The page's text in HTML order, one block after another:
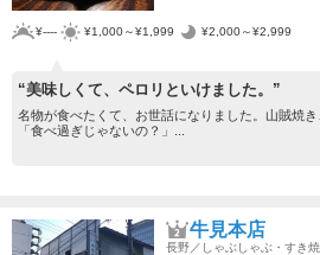
¥---- ¥1,000～¥1,999 ¥2,000～¥2,999
“美味しくて、ペロリといけました。”
名物が食べたくて、お世話になりました。山賊焼き
「食べ過ぎじゃないの？」...
牛見本店
長野／しゃぶしゃぶ・すき焼